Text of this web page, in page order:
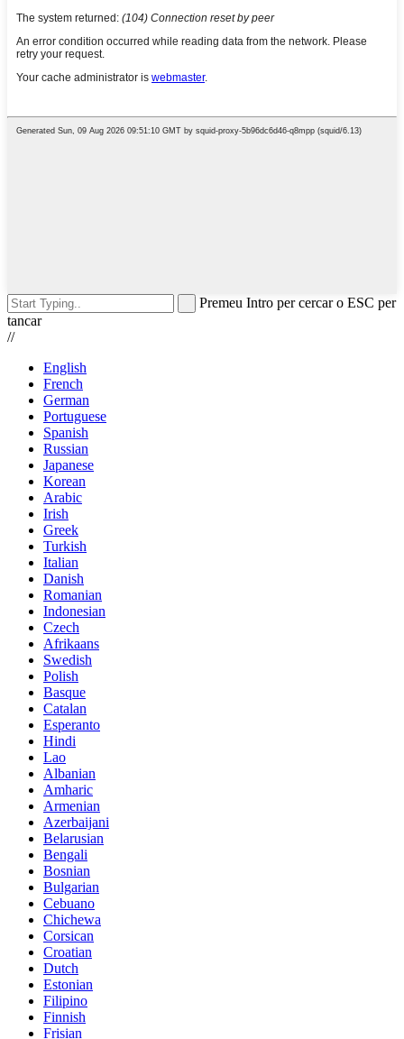
Premeu Intro per cercar o ESC per
tancar
//
English
French
German
Portuguese
Spanish
Russian
Japanese
Korean
Arabic
Irish
Greek
Turkish
Italian
Danish
Romanian
Indonesian
Czech
Afrikaans
Swedish
Polish
Basque
Catalan
Esperanto
Hindi
Lao
Albanian
Amharic
Armenian
Azerbaijani
Belarusian
Bengali
Bosnian
Bulgarian
Cebuano
Chichewa
Corsican
Croatian
Dutch
Estonian
Filipino
Finnish
Frisian